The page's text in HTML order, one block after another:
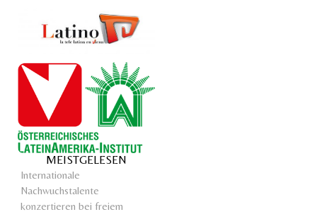
MEISTGELESEN
Internationale
Nachwuchstalente
konzertieren bei freiem